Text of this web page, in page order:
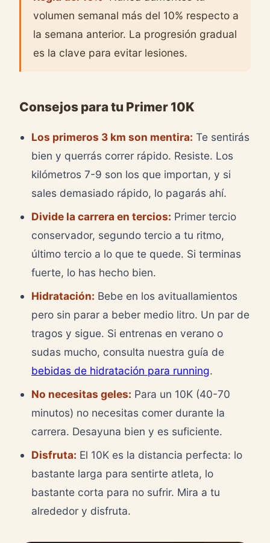
volumen semanal más del 10% respecto a
la semana anterior. La progresión gradual
es la clave para evitar lesiones.
Consejos para tu Primer 10K
Los primeros 3 km son mentira: Te sentirás
bien y querrás correr rápido. Resiste. Los
kilómetros 7-9 son los que importan, y si
sales demasiado rápido, lo pagarás ahí.
Divide la carrera en tercios: Primer tercio
conservador, segundo tercio a tu ritmo,
último tercio a lo que te quede. Si terminas
fuerte, lo has hecho bien.
Hidratación: Bebe en los avituallamientos
pero sin parar a beber medio litro. Un par de
tragos y sigue. Si entrenas en verano o
sudas mucho, consulta nuestra guía de
bebidas de hidratación para running.
No necesitas geles: Para un 10K (40-70
minutos) no necesitas comer durante la
carrera. Desayuna bien y es suficiente.
Disfruta: El 10K es la distancia perfecta: lo
bastante larga para sentirte atleta, lo
bastante corta para no sufrir. Mira a tu
alrededor y disfruta.